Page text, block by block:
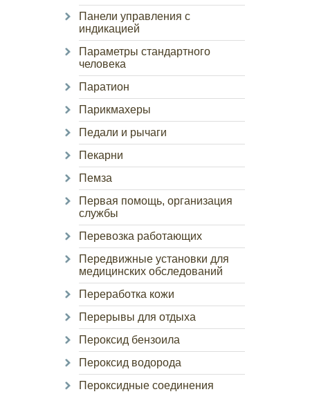
Панели управления с
индикацией
Параметры стандартного
человека
Паратион
Парикмахеры
Педали и рычаги
Пекарни
Пемза
Первая помощь, организация
службы
Перевозка работающих
Передвижные установки для
медицинских обследований
Переработка кожи
Перерывы для отдыха
Пероксид бензоила
Пероксид водорода
Пероксидные соединения